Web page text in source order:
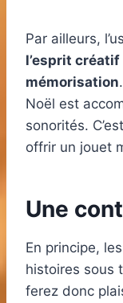
Par ailleurs,
l’esprit créatif
mémorisation
Noël est
sonorités.
offrir un jouet
Une
En principe,
histoires sous
ferez donc